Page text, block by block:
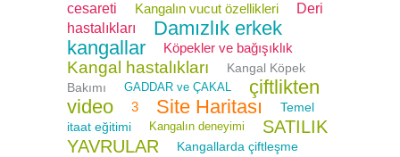
cesareti
Kangalın vucut özellikleri
Deri
hastalıkları
Damızlık erkek
kangallar
Köpekler ve bağışıklık
Kangal hastalıkları
Kangal Köpek
Bakımı
GADDAR ve ÇAKAL
çiftlikten
video
3 Site Haritası
Temel
itaat eğitimi
Kangalın deneyimi
SATILIK
YAVRULAR
Kangallarda çiftleşme